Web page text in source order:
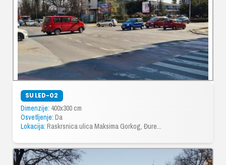
SU LED-02
Dimenzije: 400x300 cm
Osvetljenje: Da
Lokacija: Raskrsnica ulica Maksima Gorkog, Đure...